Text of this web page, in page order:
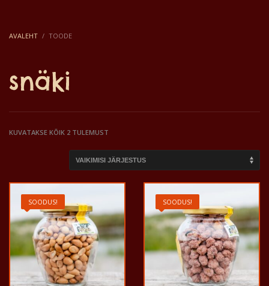
AVALEHT TOODE
snäki
KUVATAKSE KÕIK 2 TULEMUST
SOODUS! SOODUS!